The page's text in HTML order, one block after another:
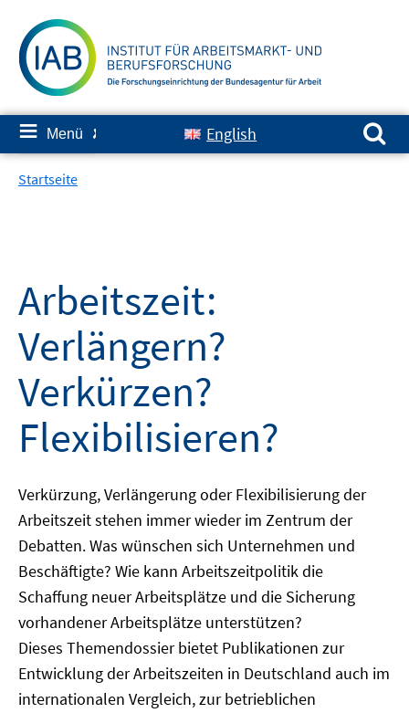
zum
Inhalt
≡ Menü ✘ English
Suchen nach:
Startseite
Arbeitszeit:
Verlängern?
Verkürzen?
Flexibilisieren?
Verkürzung, Verlängerung oder Flexibilisierung der
Arbeitszeit stehen immer wieder im Zentrum der
Debatten. Was wünschen sich Unternehmen und
Beschäftigte? Wie kann Arbeitszeitpolitik die
Schaffung neuer Arbeitsplätze und die Sicherung
vorhandener Arbeitsplätze unterstützen?
Dieses Themendossier bietet Publikationen zur
Entwicklung der Arbeitszeiten in Deutschland auch im
internationalen Vergleich, zur betrieblichen